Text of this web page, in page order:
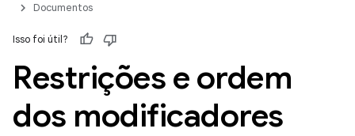
Documentos
Isso foi útil?
Restrições e ordem
dos modificadores